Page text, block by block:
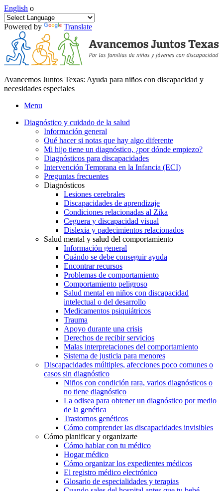
English o
Powered by Translate
Avancemos Juntos Texas: Ayuda para niños con discapacidad y
necesidades especiales
Menu
Diagnóstico y cuidado de la salud
Información general
Qué hacer si notas que hay algo diferente
Mi hijo tiene un diagnóstico, ¿por dónde empiezo?
Diagnósticos para discapacidades
Intervención Temprana en la Infancia (ECI)
Preguntas frecuentes
Diagnósticos
Lesiones cerebrales
Discapacidades de aprendizaje
Condiciones relacionadas al Zika
Ceguera y discapacidad visual
Dislexia y padecimientos relacionados
Salud mental y salud del comportamiento
Información general
Cuándo se debe conseguir ayuda
Encontrar recursos
Problemas de comportamiento
Comportamiento peligroso
Salud mental en niños con discapacidad
intelectual o del desarrollo
Medicamentos psiquiátricos
Trauma
Apoyo durante una crisis
Derechos de recibir servicios
Malas interpretaciones del comportamiento
Sistema de justicia para menores
Discapacidades múltiples, afecciones poco comunes o
casos sin diagnóstico
Niños con condición rara, varios diagnósticos o
no tiene diagnóstico
La odisea para obtener un diagnóstico por medio
de la genética
Trastornos genéticos
Cómo comprender las discapacidades invisibles
Cómo planificar y organizarte
Cómo hablar con tu médico
Hogar médico
Cómo organizar los expedientes médicos
El registro médico electrónico
Glosario de especialidades y terapias